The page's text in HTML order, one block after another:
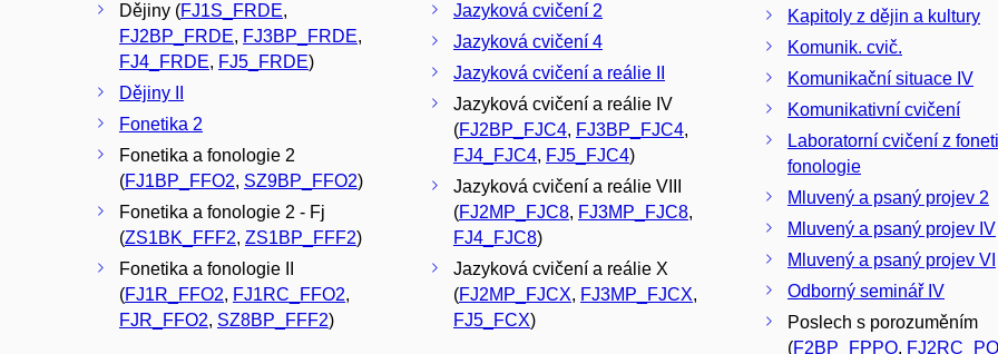
Dějiny (FJ1S_FRDE,
FJ2BP_FRDE, FJ3BP_FRDE,
FJ4_FRDE, FJ5_FRDE)
Dějiny II
Fonetika 2
Fonetika a fonologie 2
(FJ1BP_FFO2, SZ9BP_FFO2)
Fonetika a fonologie 2 - Fj
(ZS1BK_FFF2, ZS1BP_FFF2)
Fonetika a fonologie II
(FJ1R_FFO2, FJ1RC_FFO2,
FJR_FFO2, SZ8BP_FFF2)
Jazyková cvičení 2
Jazyková cvičení 4
Jazyková cvičení a reálie II
Jazyková cvičení a reálie IV
(FJ2BP_FJC4, FJ3BP_FJC4,
FJ4_FJC4, FJ5_FJC4)
Jazyková cvičení a reálie VIII
(FJ2MP_FJC8, FJ3MP_FJC8,
FJ4_FJC8)
Jazyková cvičení a reálie X
(FJ2MP_FJCX, FJ3MP_FJCX,
FJ5_FCX)
Kapitoly z dějin a kultury
Komunik. cvič.
Komunikační situace IV
Komunikativní cvičení
Laboratorní cvičení z
fonologie
Mluvený a psaný projev 2
Mluvený a psaný projev IV
Mluvený a psaný projev VI
Odborný seminář IV
Poslech s porozuměním
(F2BP_FPPO,